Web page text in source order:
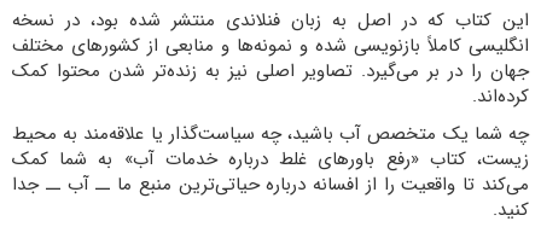
این کتاب که در اصل به زبان فنلاندی منتشر شده بود، در نسخه
انگلیسی کاملاً بازنویسی شده و نمونه‌ها و منابعی از کشورهای مختلف
جهان را در بر می‌گیرد. تصاویر اصلی نیز به زنده‌تر شدن محتوا کمک
کرده‌اند.
چه شما یک متخصص آب باشید، چه سیاست‌گذار یا علاقه‌مند به محیط
زیست، کتاب «رفع باورهای غلط درباره خدمات آب» به شما کمک
می‌کند تا واقعیت را از افسانه درباره حیاتی‌ترین منبع ما ــ آب ــ جدا
کنید.